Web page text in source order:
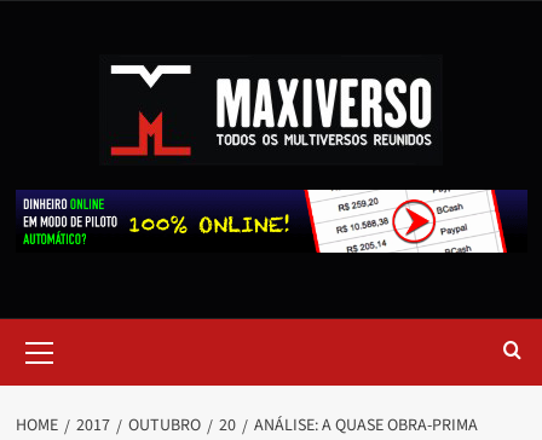
HOME 2017 OUTUBRO 20
ANÁLISE: A QUASE OBRA-PRIMA